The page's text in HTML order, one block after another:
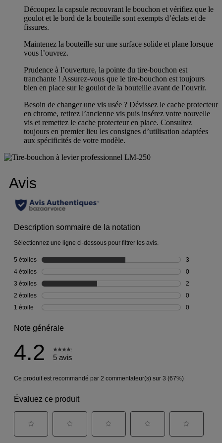
Découpez la capsule recouvrant le bouchon et vérifiez que le
goulot et le bord de la bouteille sont exempts d’éclats et de
fissures.
Maintenez la bouteille sur une surface solide et plane lorsque
vous l’ouvrez.
Prudence à l’ouverture, la pointe du tire-bouchon est
tranchante ! Assurez-vous que le tire-bouchon est toujours
bien en place sur le goulot de la bouteille avant de l’ouvrir.
Besoin de changer une vis usée ? Dévissez le cache protecteur
en chrome, retirez l’ancienne vis puis insérez votre nouvelle
vis et remettez le cache protecteur en place. Consultez
toujours en premier lieu les consignes d’utilisation adaptées
aux spécificités de votre modèle.